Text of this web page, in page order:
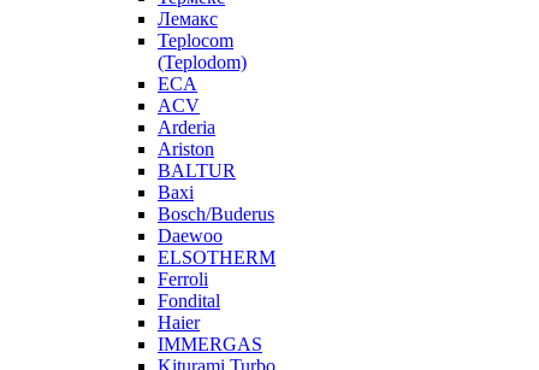
Лемакс
Teplocom
(Teplodom)
ECA
ACV
Arderia
Ariston
BALTUR
Baxi
Bosch/Buderus
Daewoo
ELSOTHERM
Ferroli
Fondital
Haier
IMMERGAS
Kiturami Turbo